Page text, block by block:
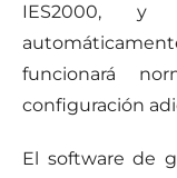
IES2000, y
funcionará
configuración
El software de